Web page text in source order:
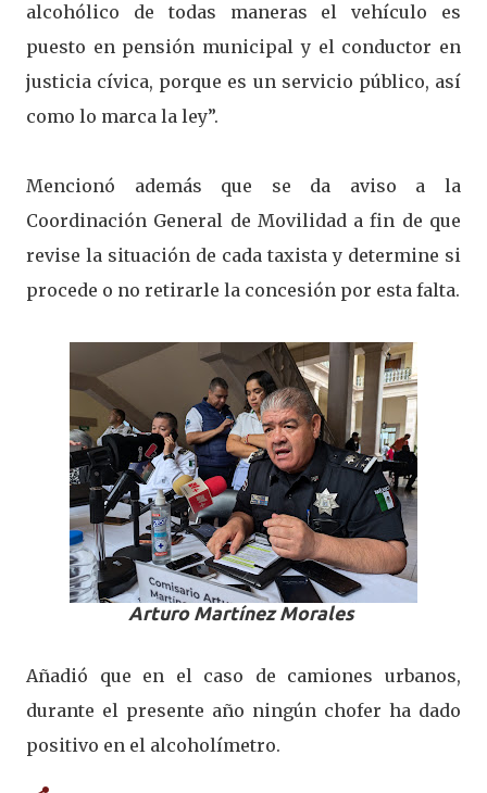
alcohólico de todas maneras el vehículo es
puesto en pensión municipal y el conductor en
justicia cívica, porque es un servicio público, así
como lo marca la ley”.
Mencionó además que se da aviso a la
Coordinación General de Movilidad a fin de que
revise la situación de cada taxista y determine si
procede o no retirarle la concesión por esta falta.
Arturo Martínez Morales
Añadió que en el caso de camiones urbanos,
durante el presente año ningún chofer ha dado
positivo en el alcoholímetro.